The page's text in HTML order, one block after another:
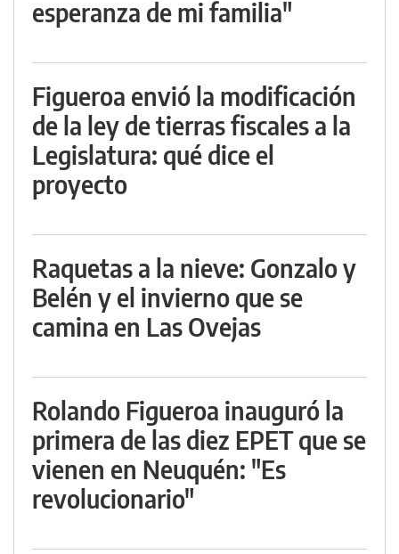
esperanza de mi familia"
Figueroa envió la modificación
de la ley de tierras fiscales a la
Legislatura: qué dice el
proyecto
Raquetas a la nieve: Gonzalo y
Belén y el invierno que se
camina en Las Ovejas
Rolando Figueroa inauguró la
primera de las diez EPET que se
vienen en Neuquén: "Es
revolucionario"